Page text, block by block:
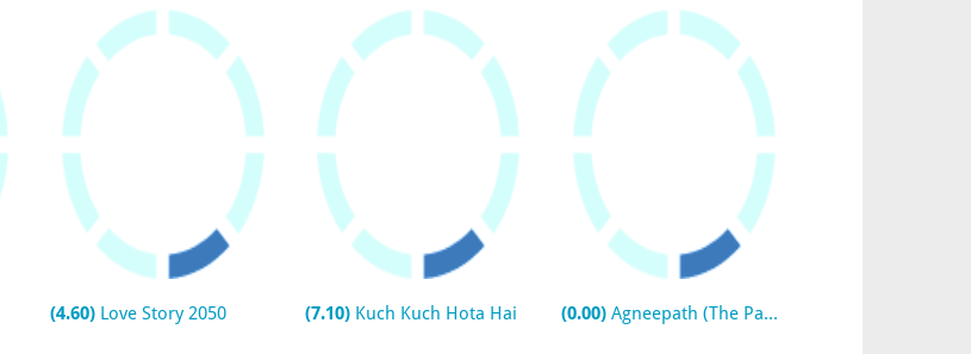
(4.60) Love Story 2050 (7.10) Kuch Kuch Hota Hai (0.00)Agneepath (The Path of Fire)